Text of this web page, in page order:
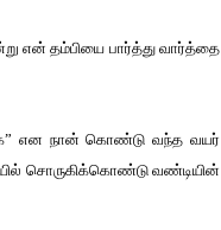
என் தம்பியை பார்த்து வார்த்தை
என நான் கொண்டு வந்த வயர்
சொருகிக்கொண்டு வண்டியின்